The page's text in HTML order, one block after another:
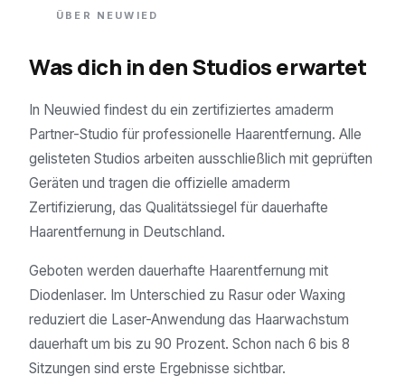
ÜBER NEUWIED
Was dich in den Studios erwartet
In Neuwied findest du ein zertifiziertes amaderm
Partner-Studio für professionelle Haarentfernung. Alle
gelisteten Studios arbeiten ausschließlich mit geprüften
Geräten und tragen die offizielle amaderm
Zertifizierung, das Qualitätssiegel für dauerhafte
Haarentfernung in Deutschland.
Geboten werden dauerhafte Haarentfernung mit
Diodenlaser. Im Unterschied zu Rasur oder Waxing
reduziert die Laser-Anwendung das Haarwachstum
dauerhaft um bis zu 90 Prozent. Schon nach 6 bis 8
Sitzungen sind erste Ergebnisse sichtbar.